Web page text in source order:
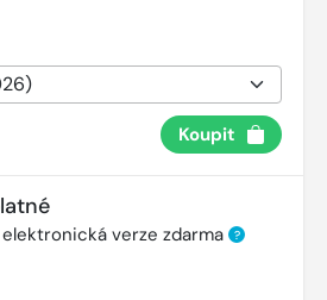
Koupit
verze zdarma ?